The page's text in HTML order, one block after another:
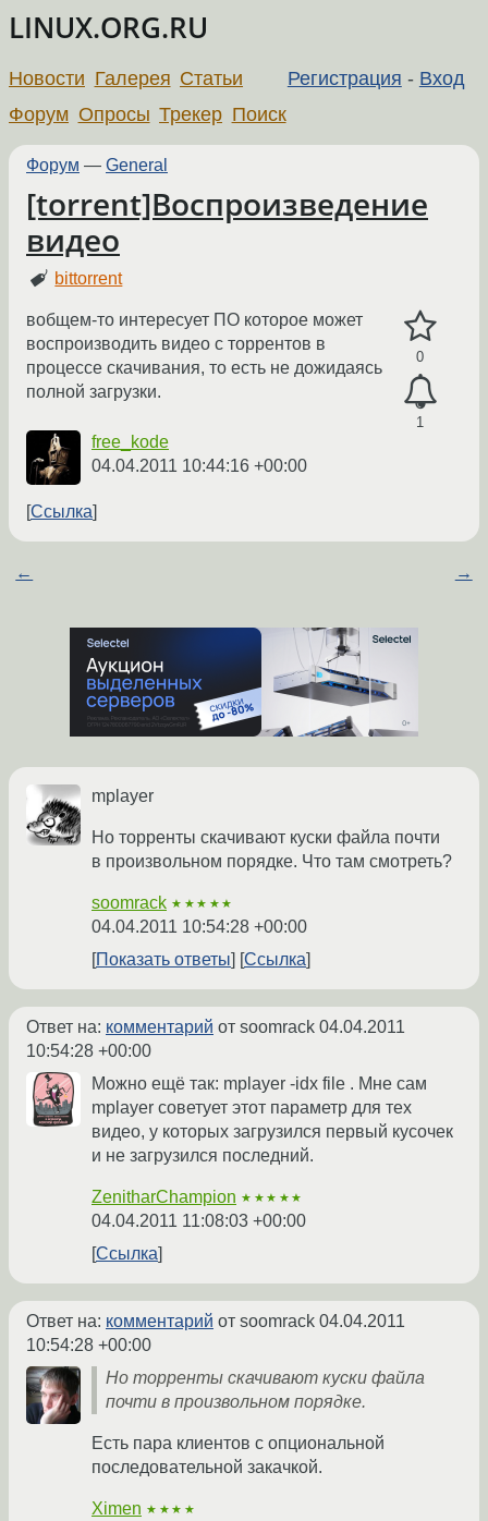
LINUX.ORG.RU
Регистрация - Вход
Новости Галерея Статьи
Форум Опросы Трекер Поиск
Форум — General
[torrent]Воспроизведение
видео
bittorrent
0
1
вобщем-то интересует ПО которое может
воспроизводить видео с торрентов в
процессе скачивания, то есть не дожидаясь
полной загрузки.
free_kode
04.04.2011 10:44:16 +00:00
Ссылка
← →
mplayer
Но торренты скачивают куски файла почти
в произвольном порядке. Что там смотреть?
soomrack ★★★★★
04.04.2011 10:54:28 +00:00
Показать ответы
Ссылка
Ответ на: комментарий от soomrack 04.04.2011
10:54:28 +00:00
Можно ещё так: mplayer -idx file . Мне сам
mplayer советует этот параметр для тех
видео, у которых загрузился первый кусочек
и не загрузился последний.
ZenitharChampion ★★★★★
04.04.2011 11:08:03 +00:00
Ссылка
Ответ на: комментарий от soomrack 04.04.2011
10:54:28 +00:00
Но торренты скачивают куски файла
почти в произвольном порядке.
Есть пара клиентов с опциональной
последовательной закачкой.
Ximen ★★★★